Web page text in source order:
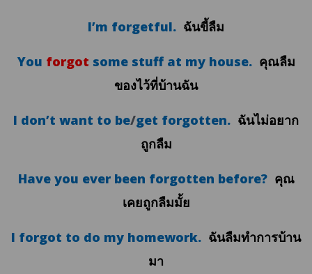
I’m forgetful. ฉันขี้ลืม
You forgot some stuff at my house. คุณลืม
ของไว้ที่บ้านฉัน
I don’t want to be/get forgotten. ฉันไม่อยาก
ถูกลืม
Have you ever been forgotten before? คุณ
เคยถูกลืมมั้ย
I forgot to do my homework. ฉันลืมทำการบ้าน
มา